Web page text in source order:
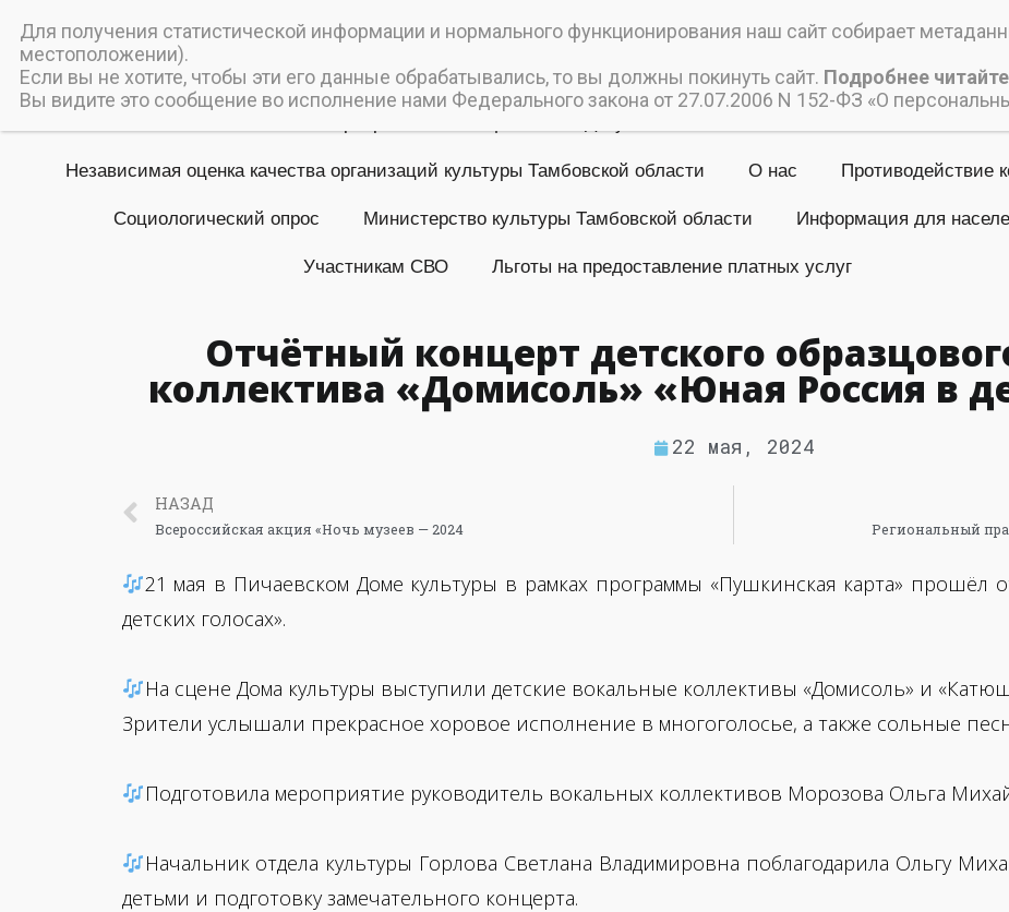
Пичаевский дом культуры
Муниципальное бюджетное учреждение культуры «Пичаевский Дом культуры»
Независимая оценка качества организаций культуры Тамбовской области О нас Противодействие
Социологический опрос Министерство культуры Тамбовской области Информация для
Участникам СВО Льготы на предоставление платных услуг
Отчётный концерт детского
коллектива «Домисоль» «Юная Россия в
22 мая, 2024
НАЗАД
Всероссийская акция «Ночь музеев — 2024 Региональный
21 мая в Пичаевском Доме культуры в рамках программы «Пушкинская карта»
детских голосах».
На сцене Дома культуры выступили детские вокальные коллективы «Домисоль» и
Зрители услышали прекрасное хоровое исполнение в многоголосье, а также сольные
Подготовила мероприятие руководитель вокальных коллективов Морозова Ольга
Начальник отдела культуры Горлова Светлана Владимировна поблагодарила Ольгу
детьми и подготовку замечательного концерта.
Для получения статистической информации и нормального функционирования наш сайт собирает
местоположении).
Если вы не хотите, чтобы эти его данные обрабатывались, то вы должны покинуть сайт. Подробнее
Вы видите это сообщение во исполнение нами Федерального закона от 27.07.2006 N 152-ФЗ «О